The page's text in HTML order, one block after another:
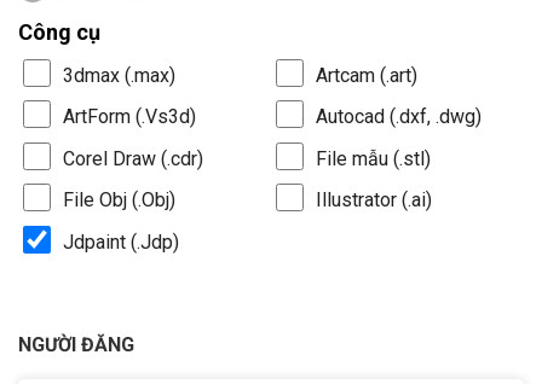
Công cụ
3dmax (.max)
Artcam (.art)
ArtForm (.Vs3d)
Autocad (.dxf, .dwg)
Corel Draw (.cdr)
File mẫu (.stl)
File Obj (.Obj)
Illustrator (.ai)
Jdpaint (.Jdp)
NGƯỜI ĐĂNG